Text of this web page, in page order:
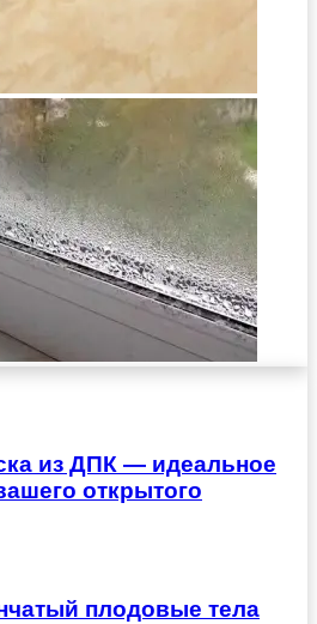
из ДПК — идеальное
открытого
плодовые тела